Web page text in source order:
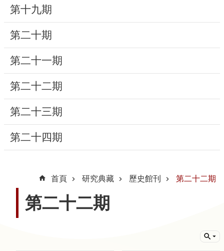
別
平
等
政
府
資
訊
公
開
及
第十九期
第二十期
第二十一期
第二十二期
第二十三期
第二十四期
首頁 研究典藏 歷史館刊 第二十二期
第二十二期